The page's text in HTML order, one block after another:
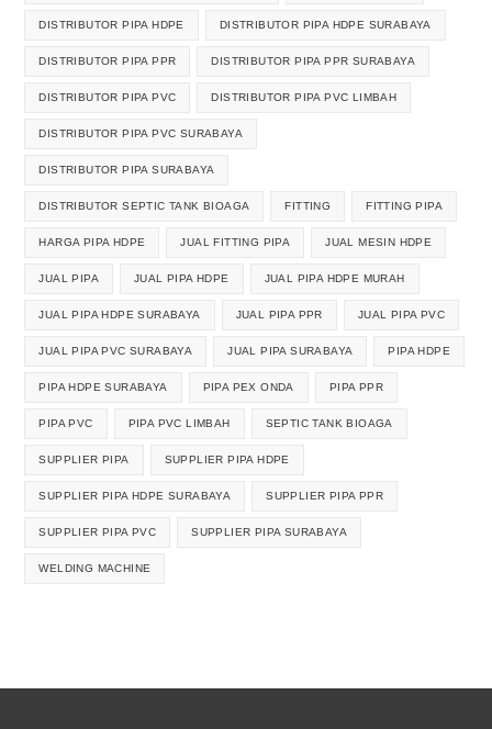
DISTRIBUTOR PIPA HDPE DISTRIBUTOR PIPA HDPE SURABAYA
DISTRIBUTOR PIPA PPR DISTRIBUTOR PIPA PPR SURABAYA
DISTRIBUTOR PIPA PVC DISTRIBUTOR PIPA PVC LIMBAH
DISTRIBUTOR PIPA PVC SURABAYA
DISTRIBUTOR PIPA SURABAYA
DISTRIBUTOR SEPTIC TANK BIOAGA FITTING FITTING PIPA
HARGA PIPA HDPE JUAL FITTING PIPA JUAL MESIN HDPE
JUAL PIPA JUAL PIPA HDPE JUAL PIPA HDPE MURAH
JUAL PIPA HDPE SURABAYA JUAL PIPA PPR JUAL PIPA PVC
JUAL PIPA PVC SURABAYA JUAL PIPA SURABAYA PIPA HDPE
PIPA HDPE SURABAYA PIPA PEX ONDA PIPA PPR
PIPA PVC PIPA PVC LIMBAH SEPTIC TANK BIOAGA
SUPPLIER PIPA SUPPLIER PIPA HDPE
SUPPLIER PIPA HDPE SURABAYA SUPPLIER PIPA PPR
SUPPLIER PIPA PVC SUPPLIER PIPA SURABAYA
WELDING MACHINE